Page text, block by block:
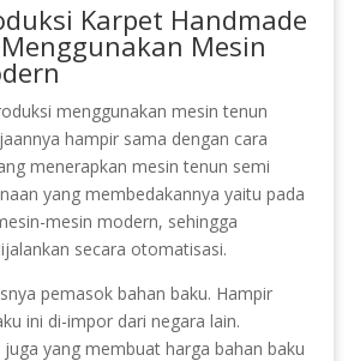
Karpet Handmade
Mesin
menggunakan mesin tenun
hampir sama dengan cara
menerapkan mesin tenun semi
yang membedakannya yaitu pada
mesin modern, sehingga
secara otomatisasi.
pemasok bahan baku. Hampir
ini di-impor dari negara lain.
yang membuat harga bahan baku